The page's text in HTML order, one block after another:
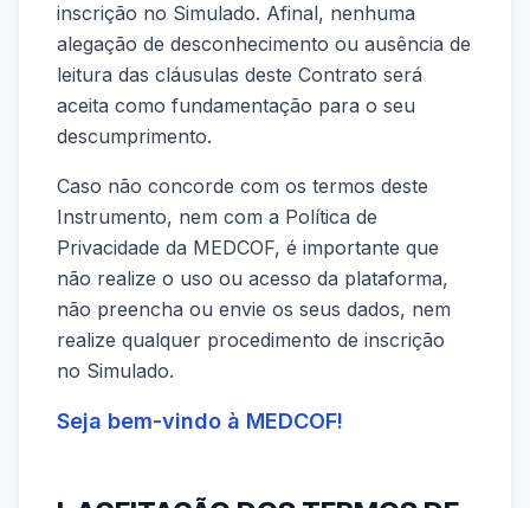
inscrição no Simulado. Afinal, nenhuma
alegação de desconhecimento ou ausência de
leitura das cláusulas deste Contrato será
aceita como fundamentação para o seu
descumprimento.
Caso não concorde com os termos deste
Instrumento, nem com a Política de
Privacidade da MEDCOF, é importante que
não realize o uso ou acesso da plataforma,
não preencha ou envie os seus dados, nem
realize qualquer procedimento de inscrição
no Simulado.
Seja bem-vindo à MEDCOF!